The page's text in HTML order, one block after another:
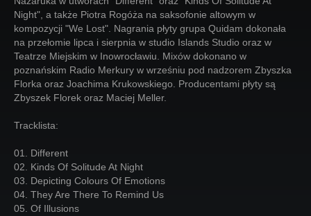
Night", a także Piotra Rogóża na saksofonie altowym w
kompozycji "We Lost". Nagrania płyty grupa Quidam dokonała
na przełomie lipca i sierpnia w studio Islands Studio oraz w
Teatrze Miejskim w Inowrocławiu. Mixów dokonano w
poznańskim Radio Merkury w wrześniu pod nadzorem Zbyszka
Florka oraz Joachima Krukowskiego. Producentami płyty są
Zbyszek Florek oraz Maciej Meller.
Tracklista:
01. Different
02. Kinds Of Solitude At Night
03. Depicting Colours Of Emotions
04. They Are There To Remind Us
05. Of Illusions